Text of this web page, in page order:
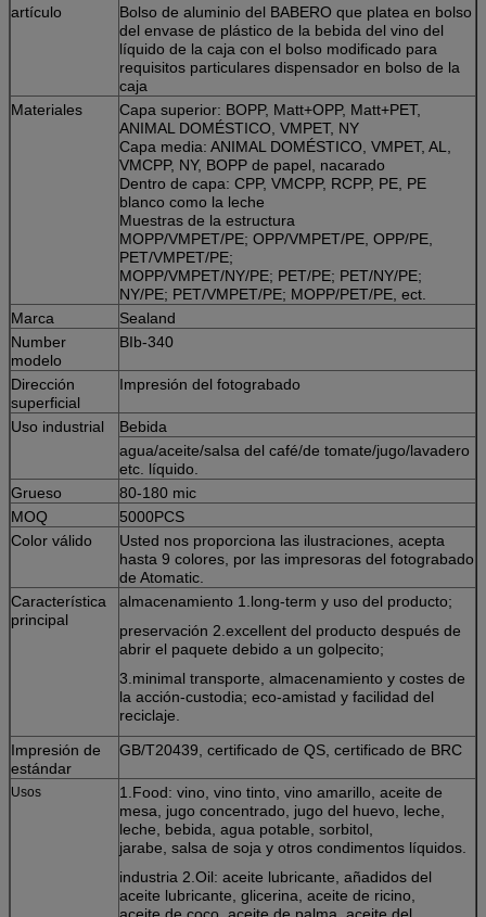
artículo
Bolso de aluminio del BABERO que platea en bolso
del envase de plástico de la bebida del vino del
líquido de la caja con el bolso modificado para
requisitos particulares dispensador en bolso de la
caja
Materiales
Capa superior: BOPP, Matt+OPP, Matt+PET,
ANIMAL DOMÉSTICO, VMPET, NY
Capa media: ANIMAL DOMÉSTICO, VMPET, AL,
VMCPP, NY, BOPP de papel, nacarado
Dentro de capa: CPP, VMCPP, RCPP, PE, PE
blanco como la leche
Muestras de la estructura
MOPP/VMPET/PE; OPP/VMPET/PE, OPP/PE,
PET/VMPET/PE;
MOPP/VMPET/NY/PE; PET/PE; PET/NY/PE;
NY/PE; PET/VMPET/PE; MOPP/PET/PE, ect.
Marca
Sealand
Number
modelo
BIb-340
Dirección
superficial
Impresión del fotograbado
Uso industrial
Bebida
agua/aceite/salsa del café/de tomate/jugo/lavadero
etc. líquido.
Grueso
80-180 mic
MOQ
5000PCS
Color válido
Usted nos proporciona las ilustraciones, acepta
hasta 9 colores, por las impresoras del fotograbado
de Atomatic.
Característica
principal
almacenamiento 1.long-term y uso del producto;
preservación 2.excellent del producto después de
abrir el paquete debido a un golpecito;
3.minimal transporte, almacenamiento y costes de
la acción-custodia; eco-amistad y facilidad del
reciclaje.
Impresión de
estándar
GB/T20439, certificado de QS, certificado de BRC
Usos
1.Food: vino, vino tinto, vino amarillo, aceite de
mesa, jugo concentrado, jugo del huevo, leche,
leche, bebida, agua potable, sorbitol,
jarabe, salsa de soja y otros condimentos líquidos.
industria 2.Oil: aceite lubricante, añadidos del
aceite lubricante, glicerina, aceite de ricino,